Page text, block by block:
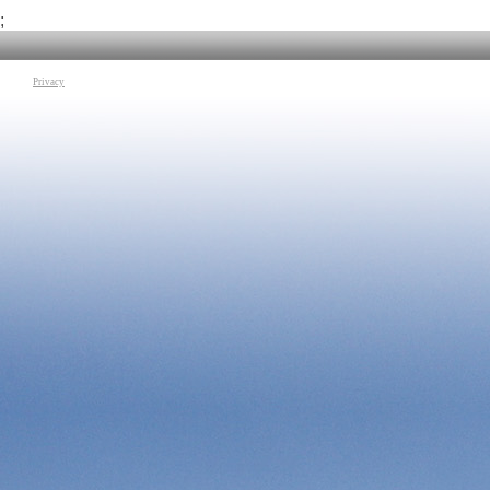
sponde del fiume Po con i paessaggi sfondo della vita dell’autore.
Infine “Come questa pietra” un viaggio di sole immagini attraverso
tutti i conflitti con i paesaggi, le persone e tutte le situazioni che la
su carta
;
Privacy